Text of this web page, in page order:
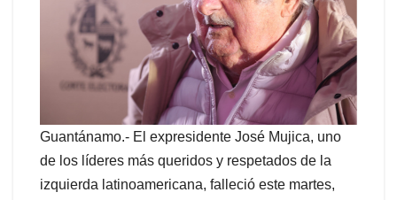
Guantánamo.- El expresidente José Mujica, uno
de los líderes más queridos y respetados de la
izquierda latinoamericana, falleció este martes,